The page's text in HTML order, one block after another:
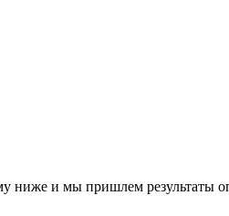
ниже и мы пришлем результаты